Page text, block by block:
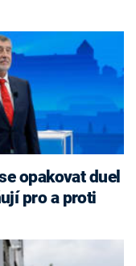
pro a proti